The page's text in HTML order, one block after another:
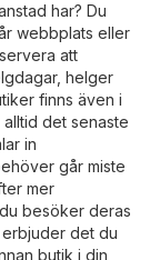
har? Du
webbplats eller
att
helger
finns även i
det senaste
in
går miste
mer
besöker deras
erbjuder det du
butik i din